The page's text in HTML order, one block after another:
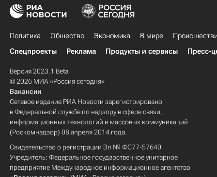
Политика Общество Экономика В мире
Спецпроекты
Реклама Продукты и сервисы Пресс-
Версия 2023.1 Beta
© 2026 МИА «Россия сегодня»
Вакансии
Сетевое издание РИА Новости зарегистрировано
в Федеральной службе по надзору в сфере связи,
информационных технологий и массовых коммуникаций
(Роскомнадзор) 08 апреля 2014 года.
Свидетельство о регистрации Эл № ФС77-57640
Учредитель: Федеральное государственное унитарное
предприятие Международное информационное агентство